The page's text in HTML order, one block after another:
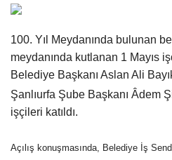
Spor
Gündem
Tekno Bilim
Ekonomi
100. Yıl Meydanında bulunan
meydanında kutlanan 1 Mayıs
Belediye Başkanı Aslan Ali
Şanlıurfa Şube Başkanı Âdem
işçileri katıldı.
Açılış konuşmasında, Belediye İş